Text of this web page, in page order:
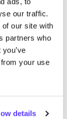
our traffic.
our site with
partners who
your use
details